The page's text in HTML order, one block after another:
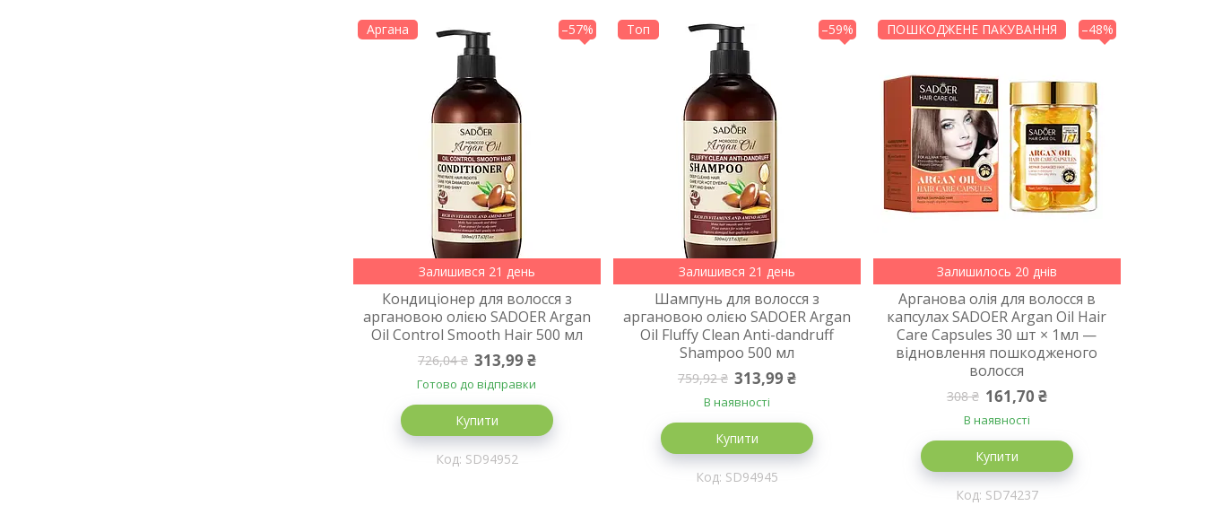
Аргана –57%
Залишився 21 день
Кондиціонер для волосся з
аргановою олією SADOER Argan
Oil Control Smooth Hair 500 мл
726,04 ₴ 313,99 ₴
Готово до відправки
Купити
SD94952
Топ –59%
Залишився 21 день
Шампунь для волосся з
аргановою олією SADOER Argan
Oil Fluffy Clean Anti-dandruff
Shampoo 500 мл
759,92 ₴ 313,99 ₴
В наявності
Купити
SD94945
ПОШКОДЖЕНЕ ПАКУВАННЯ –48%
Залишилось 20 днів
Арганова олія для волосся в
капсулах SADOER Argan Oil Hair
Care Capsules 30 шт × 1мл —
відновлення пошкодженого
волосся
308 ₴ 161,70 ₴
В наявності
Купити
SD74237